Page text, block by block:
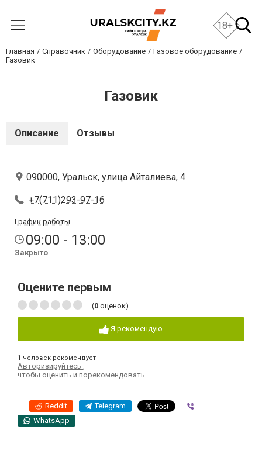
18+
Главная Справочник Оборудование
Газовое оборудование
Газовик
Газовик
Описание Отзывы
090000, Уральск, улица Айталиева, 4
+7(711)293-97-16
График работы
09:00 - 13:00
Закрыто
Оцените первым
(0 оценок)
Я рекомендую
1 человек рекомендует
Авторизируйтесь
чтобы оценить и порекомендовать
Reddit Telegram
WhatsApp